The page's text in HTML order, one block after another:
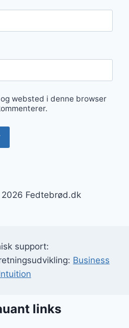
websted i denne browser
Fedtebrød.dk
support:
Business
links